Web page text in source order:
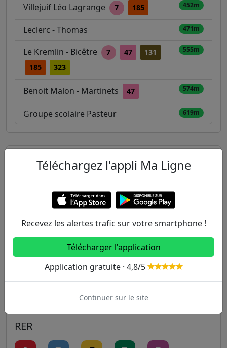
Villejuif Léo Lagrange 7 185 452m
Leclerc - Thomas 471m
Le Kremlin - Bicêtre 7 47
131
185
323
555m
Benoit Malon - Martinets 47 574m
Groupe scolaire Pasteur 619m
Autres lignes
Metro
2 3 3B 4
5 6 7 7B 8
10 11 12 13
RER
Téléchargez l'appli Ma Ligne
Recevez les alertes trafic sur votre smartphone !
Télécharger l'application
Application gratuite · 4,8/5
Continuer sur le site